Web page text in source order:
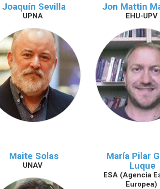
Joaquín Sevilla
UPNA
Jon Mattin
EHU-UPV
Maite Solas
UNAV
María Pilar
Luque
ESA (Agencia
Europea)